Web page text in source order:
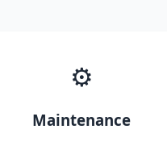
⚙️
Maintenance